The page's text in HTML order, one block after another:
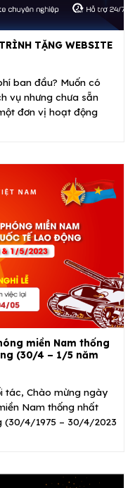
TẶNG WEBSITE
ban đầu? Muốn có
vụ nhưng chưa sẵn
đơn vị hoạt động
miền Nam thống
(30/4 – 1/5 năm
tác, Chào mừng ngày
Nam thống nhất
(30/4/1975 – 30/4/2023